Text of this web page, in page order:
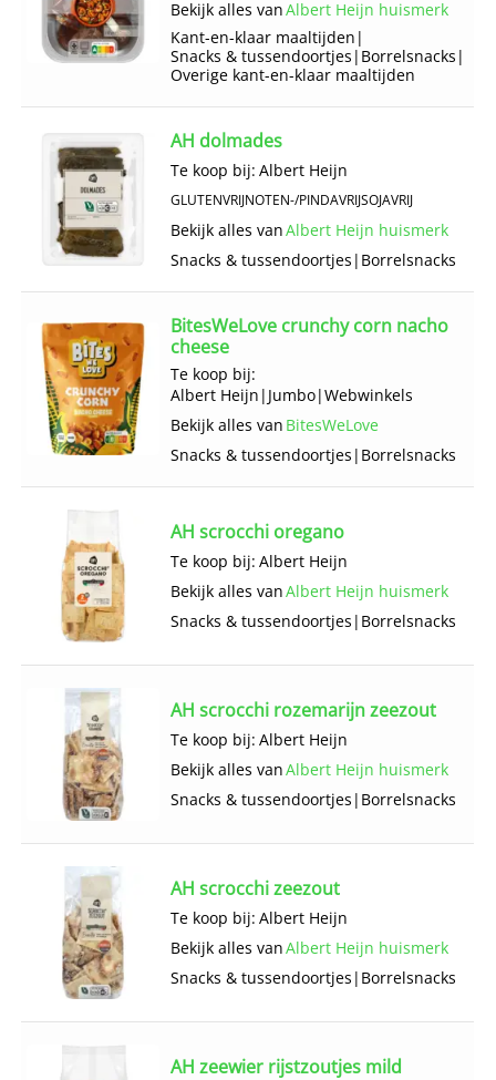
Bekijk alles vanAlbert Heijn huismerk
Kant-en-klaar maaltijden |
Snacks & tussendoortjes | Borrelsnacks |
Overige kant-en-klaar maaltijden
AH dolmades
Te koop bij: Albert Heijn
GLUTENVRIJNOTEN-/PINDAVRIJSOJAVRIJ
Bekijk alles vanAlbert Heijn huismerk
Snacks & tussendoortjes | Borrelsnacks
BitesWeLove crunchy corn nacho
cheese
Te koop bij:
Albert Heijn | Jumbo|Webwinkels
Bekijk alles van BitesWeLove
Snacks & tussendoortjes | Borrelsnacks
AH scrocchi oregano
Te koop bij: Albert Heijn
Bekijk alles vanAlbert Heijn huismerk
Snacks & tussendoortjes | Borrelsnacks
AH scrocchi rozemarijn zeezout
Te koop bij: Albert Heijn
Bekijk alles vanAlbert Heijn huismerk
Snacks & tussendoortjes | Borrelsnacks
AH scrocchi zeezout
Te koop bij: Albert Heijn
Bekijk alles vanAlbert Heijn huismerk
Snacks & tussendoortjes | Borrelsnacks
AH zeewier rijstzoutjes mild